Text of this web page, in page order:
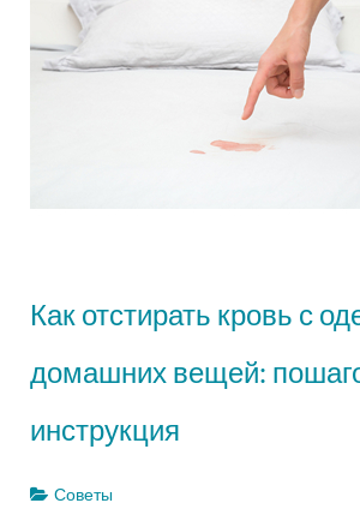
Как отстирать кровь с
домашних вещей:
инструкция
Советы